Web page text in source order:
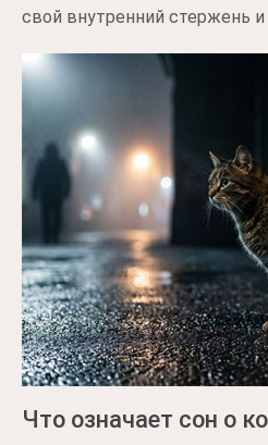
свой внутренний стержень
Что означает сон о